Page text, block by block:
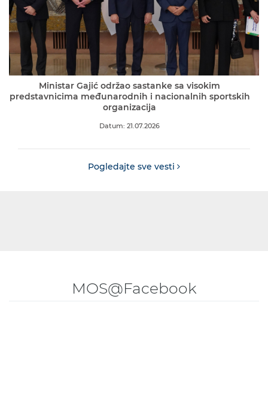
Ministar Gajić održao sastanke sa visokim
predstavnicima međunarodnih i nacionalnih sportskih
organizacija
Datum: 21.07.2026
Pogledajte sve vesti
MOS@Facebook